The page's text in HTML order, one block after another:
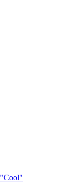
"Cool"